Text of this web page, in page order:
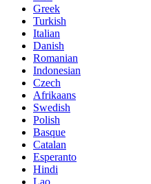
Greek
Turkish
Italian
Danish
Romanian
Indonesian
Czech
Afrikaans
Swedish
Polish
Basque
Catalan
Esperanto
Hindi